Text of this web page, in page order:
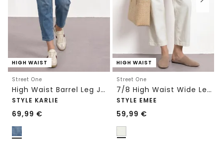
HIGH WAIST
Street One
High Waist Barrel Leg Jeans im Loose Fit
STYLE KARLIE
69,99 €
HIGH WAIST
Street One
7/8 High Waist Wide Leg Jeans im Loose Fit
STYLE EMEE
59,99 €